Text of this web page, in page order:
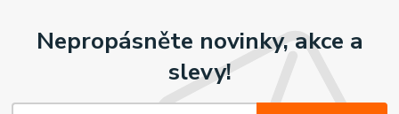
Nepropásněte novinky, akce a
slevy!